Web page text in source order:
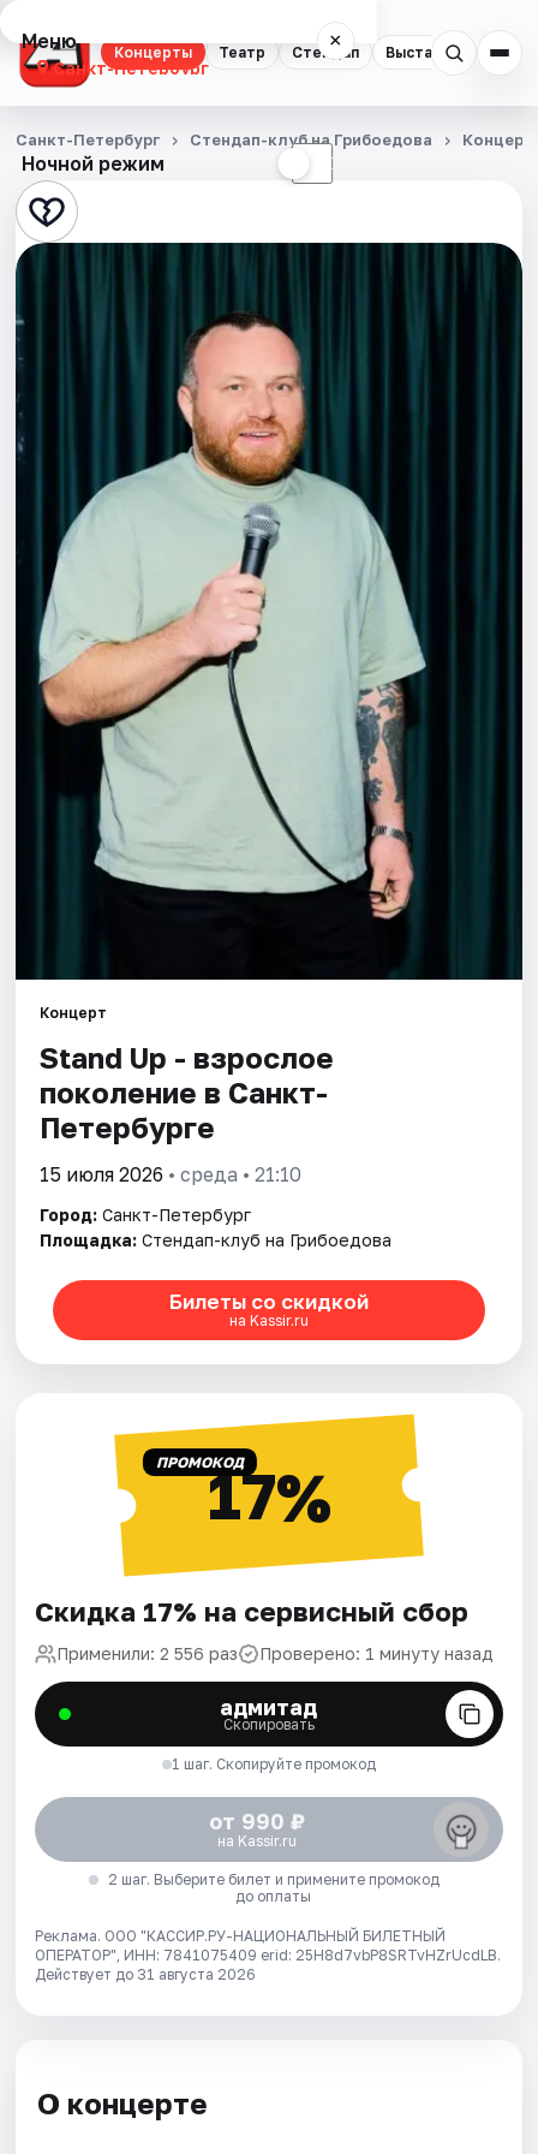
Концерты Театр Стендап Выставки
Меню ×
Санкт-Петербург
Концерты
Театр
Стендап
События
Города
Площадки
Артисты
Рейтинги
Ночной режим ☾
Санкт-Петербург Стендап-клуб на Грибоедова
Концерт
Stand Up - взрослое
поколение в Санкт-
Петербурге
15 июля 2026 • среда • 21:10
Город: Санкт-Петербург
Площадка: Стендап-клуб на Грибоедова
Билеты со скидкой
на Kassir.ru
ПРОМОКОД17%
Скидка 17% на сервисный сбор
Применили: 2 556 раз Проверено: 1 минуту назад
адмитад
Скопировать
1 шаг. Скопируйте промокод
от 990 ₽
на Kassir.ru
2 шаг. Выберите билет и примените промокод
до оплаты
Реклама. ООО "КАССИР.РУ-НАЦИОНАЛЬНЫЙ БИЛЕТНЫЙ
ОПЕРАТОР", ИНН: 7841075409 erid: 25H8d7vbP8SRTvHZrUcdLB.
Действует до 31 августа 2026
О концерте